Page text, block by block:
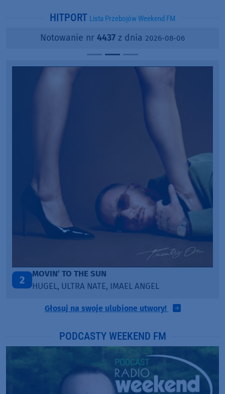
HITPORT Lista Przebojów Weekend FM
Notowanie nr 4437 z dnia 2026-08-06
3
ITEPE ITEDE
SANAH
Głosuj na swoje ulubione utwory!
PODCASTY WEEKEND FM